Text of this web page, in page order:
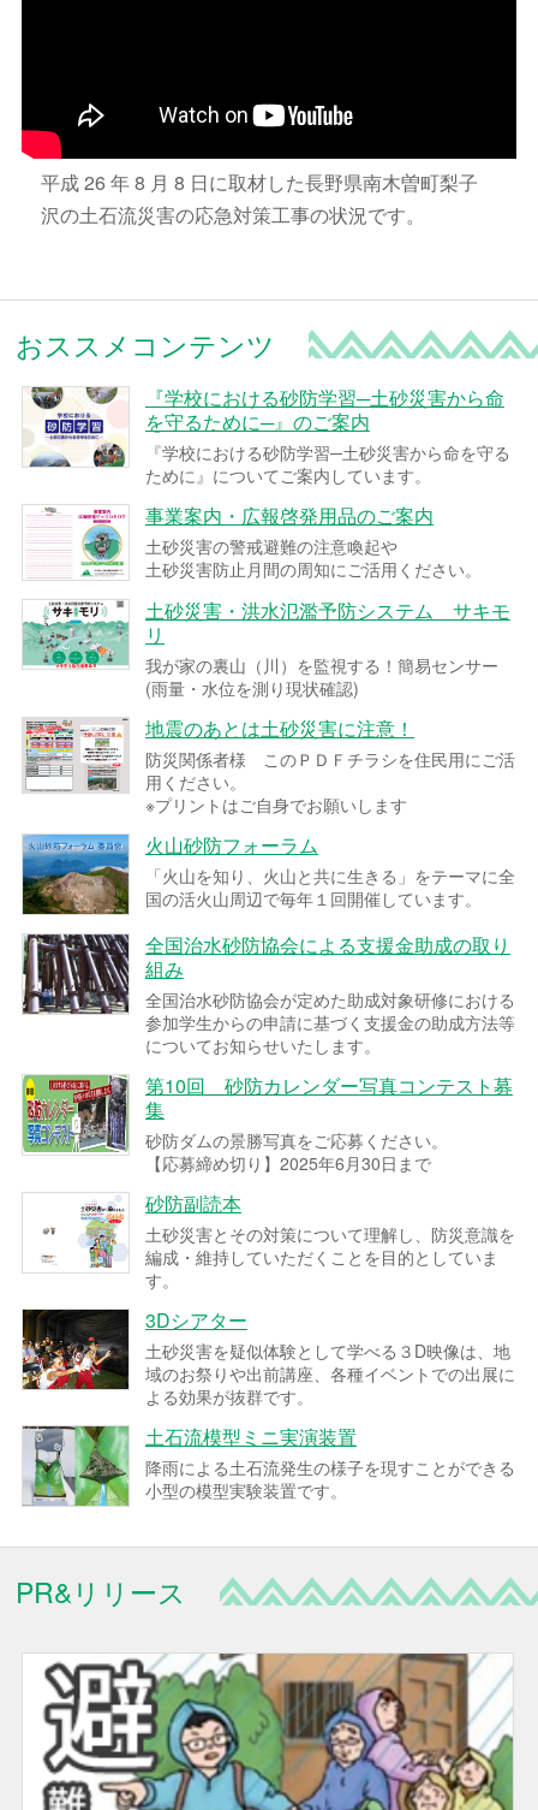
平成 26 年 8 月 8 日に取材した長野県南木曽町梨子
沢の土石流災害の応急対策工事の状況です。
おススメコンテンツ
『学校における砂防学習─土砂災害から命
を守るために─』のご案内
『学校における砂防学習─土砂災害から命を守る
ために』についてご案内しています。
事業案内・広報啓発用品のご案内
土砂災害の警戒避難の注意喚起や
土砂災害防止月間の周知にご活用ください。
土砂災害・洪水氾濫予防システム サキモ
リ
我が家の裏山（川）を監視する！簡易センサー
(雨量・水位を測り現状確認)
地震のあとは土砂災害に注意！
防災関係者様 このＰＤＦチラシを住民用にご活
用ください。
※プリントはご自身でお願いします
火山砂防フォーラム
「火山を知り、火山と共に生きる」をテーマに全
国の活火山周辺で毎年１回開催しています。
全国治水砂防協会による支援金助成の取り
組み
全国治水砂防協会が定めた助成対象研修における
参加学生からの申請に基づく支援金の助成方法等
についてお知らせいたします。
第10回 砂防カレンダー写真コンテスト募
集
砂防ダムの景勝写真をご応募ください。
【応募締め切り】2025年6月30日まで
砂防副読本
土砂災害とその対策について理解し、防災意識を
編成・維持していただくことを目的としていま
す。
3Dシアター
土砂災害を疑似体験として学べる３D映像は、地
域のお祭りや出前講座、各種イベントでの出展に
よる効果が抜群です。
土石流模型ミニ実演装置
降雨による土石流発生の様子を現すことができる
小型の模型実験装置です。
PR&リリース